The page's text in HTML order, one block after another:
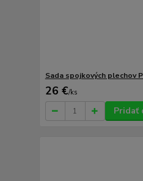
Sada spojkových plechov
26 €/ks
Pridať